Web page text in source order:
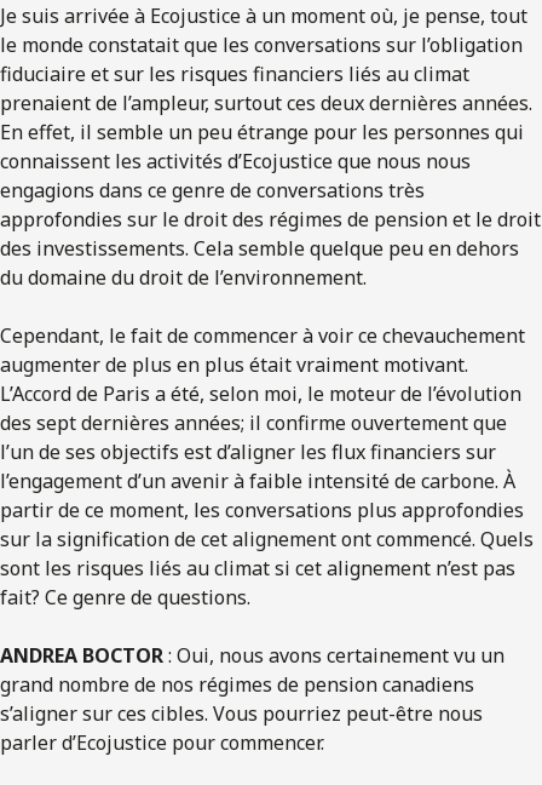
Je suis arrivée à Ecojustice à un moment où, je pense, tout
le monde constatait que les conversations sur l’obligation
fiduciaire et sur les risques financiers liés au climat
prenaient de l’ampleur, surtout ces deux dernières années.
En effet, il semble un peu étrange pour les personnes qui
connaissent les activités d’Ecojustice que nous nous
engagions dans ce genre de conversations très
approfondies sur le droit des régimes de pension et le droit
des investissements. Cela semble quelque peu en dehors
du domaine du droit de l’environnement.
Cependant, le fait de commencer à voir ce chevauchement
augmenter de plus en plus était vraiment motivant.
L’Accord de Paris a été, selon moi, le moteur de l’évolution
des sept dernières années; il confirme ouvertement que
l’un de ses objectifs est d’aligner les flux financiers sur
l’engagement d’un avenir à faible intensité de carbone. À
partir de ce moment, les conversations plus approfondies
sur la signification de cet alignement ont commencé. Quels
sont les risques liés au climat si cet alignement n’est pas
fait? Ce genre de questions.
ANDREA BOCTOR: Oui, nous avons certainement vu un
grand nombre de nos régimes de pension canadiens
s’aligner sur ces cibles. Vous pourriez peut-être nous
parler d’Ecojustice pour commencer.